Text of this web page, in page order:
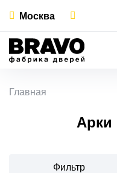
Москва
Главная
Арки
Фильтр